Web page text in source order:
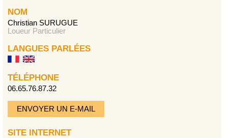
NOM
Christian SURUGUE
Loueur Particulier
LANGUES PARLÉES
TÉLÉPHONE
06.65.76.87.32
ENVOYER UN E-MAIL
SITE INTERNET